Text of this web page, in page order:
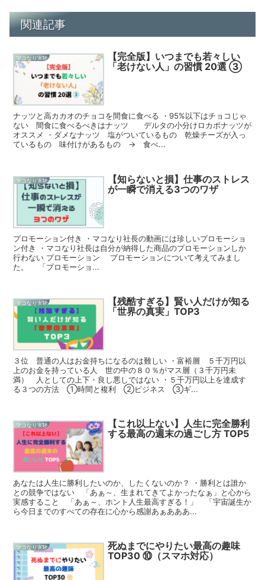
関連記事
マコなり実験
【完全版】いつまでも若々しい
「老けない人」の習慣 20選 ③
ナッツと高カカオのチョコを間食に食べる ・95%以下はチョコじゃ
ない 間食に食べるべきはナッツ デルタの小分けロカボナッツが
オススメ ・ダメなナッツ 塩がついているもの 乾燥チーズが入っ
ているもの 味付けがあるもの → 食べ...
マコなり実験
【知らないと損】仕事のストレス
が一瞬で消える3つのワザ
プロモーション付き ・マコなり社長の動画には珍しいプロモーショ
ン付き ・マコなり社長は自分が納得した商品のプロモーションしか
行わない プロモーション プロモーションについて考えてみまし
た。 「プロモーショ...
マコなり実験
【残酷すぎる】賢い人だけが知る
「世界の真実」TOP3
３位 普通の人はお金持ちになるのは難しい ・富裕層 ５千万円以
上のお金を持っている人 世の中の８０％がマス層（３千万円未
満） 人としての上下・良し悪しではない ・５千万円以上を達成す
る３つの方法 ①時間と複利 ②ビジネス ③ギ...
マコなり実験
【これ以上ない】人生に完全勝利
する最高の週末の過ごし方 TOP5
あなたは人生に勝利したいのか、したくないのか？ ・勝利とは誰か
との競争ではない 「あぁ～、生まれてきてよかったなぁ」と心から
実感すること 「あぁ～、ホント人生最高すぎる！」 「宇宙誕生か
ら今日までのすべての存在に心から感謝あぁあああ...
マコなり実験
死ぬまでにやりたい最高の趣味
TOP30 ⑩（スマホ対応）